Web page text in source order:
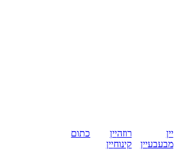
יין
מבעבעיין
רוזהיין
קינוחיין
כתום